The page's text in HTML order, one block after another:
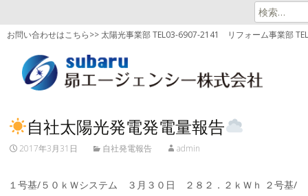
検
索:
お問い合わせはこちら>> 太陽光事業部 TEL03-6907-2141 リフォーム事業部
自社太陽光発電発電量報告
2017年3月31日 自社発電報告 admin
１号基/５０ｋＷシステム ３月３０日 ２８２．２ｋＷｈ ２号基/